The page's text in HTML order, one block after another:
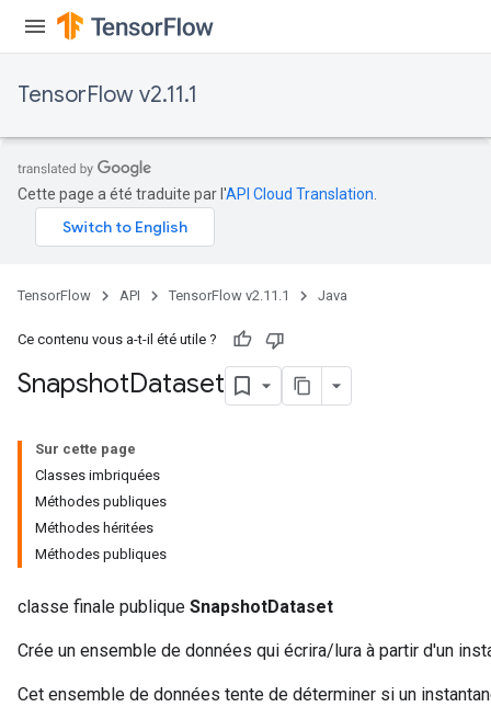
TensorFlow v2.11.1
Cette page a été traduite par l'API Cloud Translation
TensorFlow API TensorFlow v2.11.1 Java
Ce contenu vous a-t-il été utile ?
SnapshotDataset
Sur cette page
Classes imbriquées
Méthodes publiques
Méthodes héritées
Méthodes publiques
classe finale publique SnapshotDataset
Crée un ensemble de données qui écrira/lura à partir d'un
Cet ensemble de données tente de déterminer si un